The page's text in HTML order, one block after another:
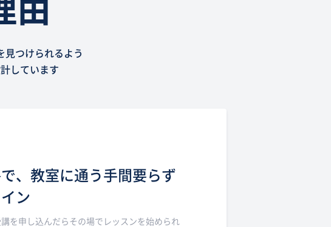
見つけられるよう
しています
、教室に通う手間要らず
ン
を申し込んだらその場でレッスンを始められ